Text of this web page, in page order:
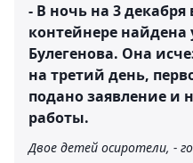
- В ночь на 3
контейнере
Булегенова. Она
на третий день,
подано заявление и
работы.
Двое детей осиротели, -